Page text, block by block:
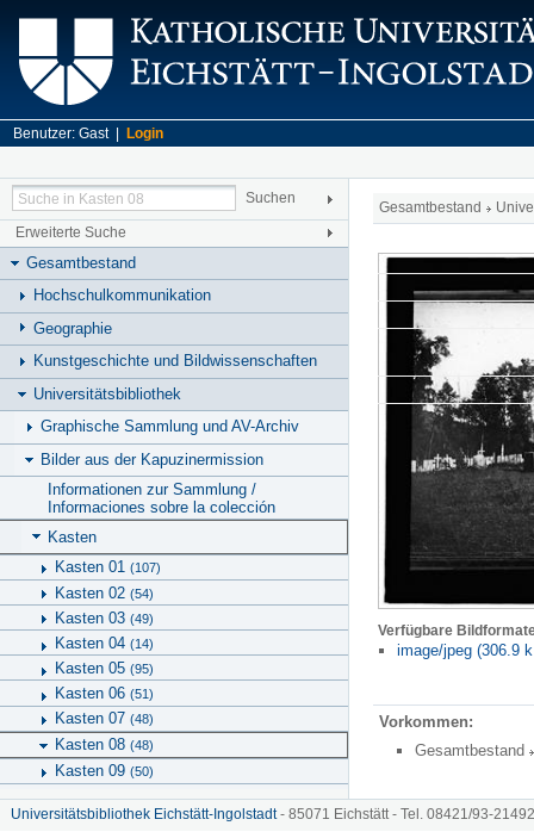
Benutzer: Gast | Login
Erweiterte Suche
Gesamtbestand
Hochschulkommunikation
Geographie
Kunstgeschichte und Bildwissenschaften
Universitätsbibliothek
Graphische Sammlung und AV-Archiv
Bilder aus der Kapuzinermission
Informationen zur Sammlung /
Informaciones sobre la colección
Kasten
Kasten 01 (107)
Kasten 02 (54)
Kasten 03 (49)
Kasten 04 (14)
Kasten 05 (95)
Kasten 06 (51)
Kasten 07 (48)
Kasten 08 (48)
Kasten 09 (50)
Kasten 10(56)
Kasten 11(67)
Gesamtbestand
Verfügbare
image/jpeg (306.9
Vorkommen:
Gesamtbestand
Universitätsbibliothek Eichstätt-Ingolstadt- 85071 Eichstätt - Tel. 08421/93-